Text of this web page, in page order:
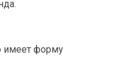
имеет форму